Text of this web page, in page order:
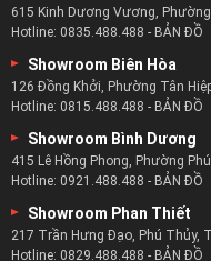
615 Kinh Dương Vương,
Hotline: 0835.488.488 - BẢN ĐỒ
Showroom Biên Hòa
126 Đồng Khởi, Phường Tân
Hotline: 0815.488.488 - BẢN ĐỒ
Showroom Bình Dương
415 Lê Hồng Phong, Phường
Hotline: 0921.488.488 - BẢN ĐỒ
Showroom Phan Thiết
217 Trần Hưng Đạo, Phú Thủy,
Hotline: 0829.488.488 - BẢN ĐỒ